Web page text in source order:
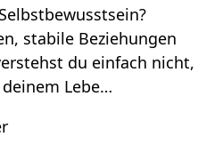
stabile Beziehungen
du einfach nicht,
Lebe…